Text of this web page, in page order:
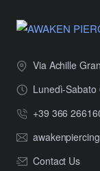
Via Achille
Lunedì-Sabato
+39 366
Contact Us